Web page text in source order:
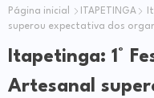
Página inicial ITAPETINGA
superou expectativa dos
Itapetinga: 1°
Artesanal